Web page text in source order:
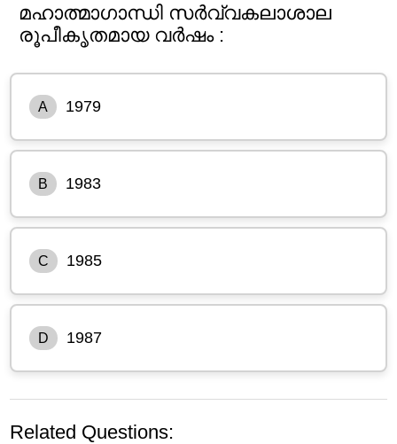
മഹാത്മാഗാന്ധി സർവ്വകലാശാല
രൂപീകൃതമായ വർഷം :
A 1979
B 1983
C 1985
D 1987
Related Questions: